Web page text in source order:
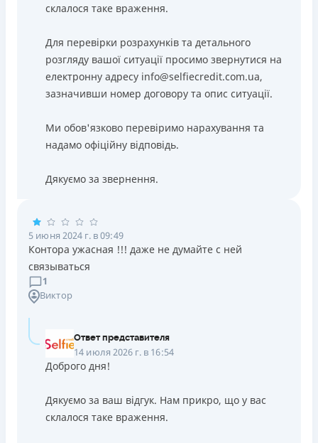
склалося таке враження.
Для перевірки розрахунків та детального
розгляду вашої ситуації просимо звернутися на
електронну адресу info@selfiecredit.com.ua,
зазначивши номер договору та опис ситуації.
Ми обов'язково перевіримо нарахування та
надамо офіційну відповідь.
Дякуємо за звернення.
5 июня 2024 г. в 09:49
Контора ужасная !!! даже не думайте с ней
связываться
1
Виктор
Ответ представителя
14 июля 2026 г. в 16:54
Доброго дня!
Дякуємо за ваш відгук. Нам прикро, що у вас
склалося таке враження.